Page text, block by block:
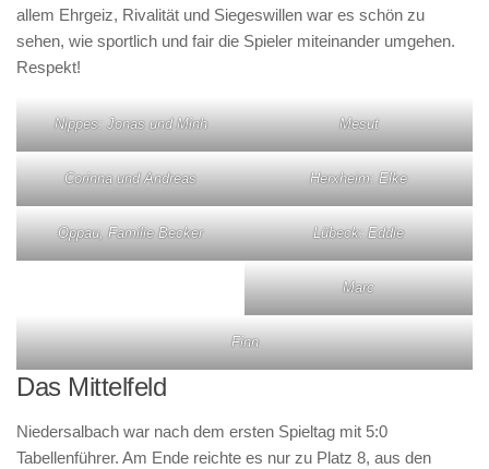
allem Ehrgeiz, Rivalität und Siegeswillen war es schön zu
sehen, wie sportlich und fair die Spieler miteinander umgehen.
Respekt!
Nippes: Jonas und Minh Mesut
Corinna und Andreas Herxheim: Elke
Oppau, Familie Becker Lübeck: Eddie
Marc
Finn
Das Mittelfeld
Niedersalbach war nach dem ersten Spieltag mit 5:0
Tabellenführer. Am Ende reichte es nur zu Platz 8, aus den